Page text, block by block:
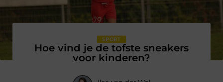
SPORT
Hoe vind je de tofste sneakers
voor kinderen?